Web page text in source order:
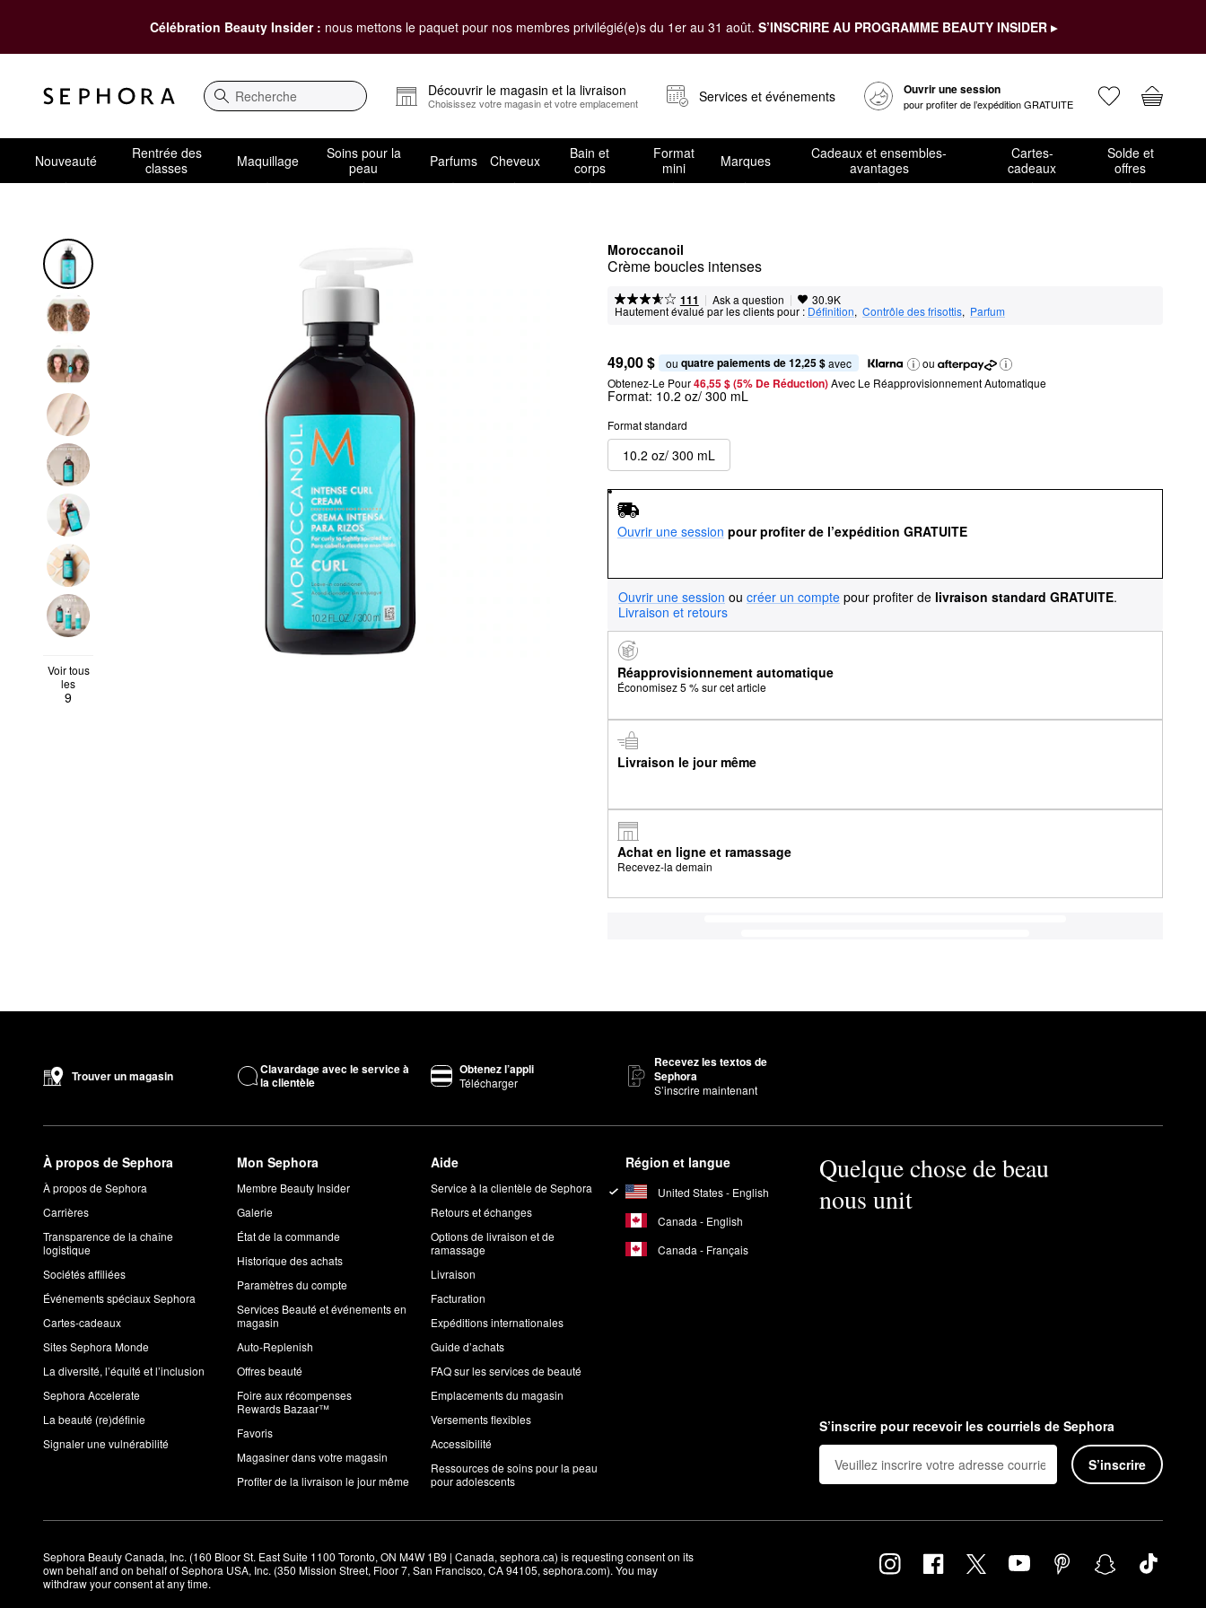
Célébration Beauty Insider : nous mettons le paquet pour nos membres privilégié(e)s du 1er au 31 août. S’INSCRIRE AU PROGRAMME BEAUTY INSIDER ▸
Recherche
Découvrir le magasin et la livraison
Choisissez votre magasin et votre emplacement Services et événements Ouvrir une session
pour profiter de l’expédition GRATUITE
Nouveauté
Rentrée des
classes
Maquillage
Soins pour la
peau
Parfums Cheveux
Bain et
corps
Format
mini
Marques
Cadeaux et ensembles-
avantages
Cartes-
cadeaux
Solde et
offres
Moroccanoil
Crème boucles intenses
111 | Ask a question | 30.9K
Hautement évalué par les clients pour : Définition, Contrôle des frisottis, Parfum
Voir tous
les
9
49,00 $ ou quatre paiements de 12,25 $ avec
ou
Obtenez-Le Pour46,55 $ (5% De Réduction) Avec Le Réapprovisionnement Automatique
Format: 10.2 oz/ 300 mL
Format standard
10.2 oz/ 300 mL
Ouvrir une session pour profiter de l’expédition GRATUITE
Ouvrir une session ou créer un compte pour profiter de livraison standard GRATUITE.
Livraison et retours
Réapprovisionnement automatique
Économisez 5 % sur cet article
Livraison le jour même
Achat en ligne et ramassage
Recevez-la demain
Trouver un magasin
Clavardage avec le service à
la clientèle
Obtenez l’appli
Télécharger
Recevez les textos de
Sephora
S’inscrire maintenant
À propos de Sephora
À propos de Sephora
Carrières
Transparence de la chaîne
logistique
Sociétés affiliées
Événements spéciaux Sephora
Cartes-cadeaux
Sites Sephora Monde
La diversité, l’équité et l’inclusion
Sephora Accelerate
La beauté (re)définie
Signaler une vulnérabilité
Mon Sephora
Membre Beauty Insider
Galerie
État de la commande
Historique des achats
Paramètres du compte
Services Beauté et événements en
magasin
Auto-Replenish
Offres beauté
Foire aux récompenses
Rewards Bazaar™
Favoris
Magasiner dans votre magasin
Profiter de la livraison le jour même
Aide
Service à la clientèle de Sephora
Retours et échanges
Options de livraison et de
ramassage
Livraison
Facturation
Expéditions internationales
Guide d’achats
FAQ sur les services de beauté
Emplacements du magasin
Versements flexibles
Accessibilité
Ressources de soins pour la peau
pour adolescents
Région et langue
United States - English
Canada - English
Canada - Français
Quelque chose de beau
nous unit
S’inscrire pour recevoir les courriels de Sephora
S’inscrire
Sephora Beauty Canada, Inc. (160 Bloor St. East Suite 1100 Toronto, ON M4W 1B9 | Canada, sephora.ca) is requesting consent on its
own behalf and on behalf of Sephora USA, Inc. (350 Mission Street, Floor 7, San Francisco, CA 94105, sephora.com). You may
withdraw your consent at any time.